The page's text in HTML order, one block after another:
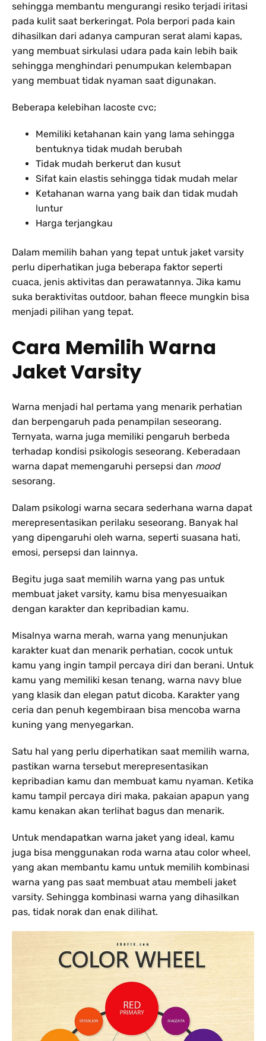
sehingga membantu mengurangi resiko terjadi iritasi
pada kulit saat berkeringat. Pola berpori pada kain
dihasilkan dari adanya campuran serat alami kapas,
yang membuat sirkulasi udara pada kain lebih baik
sehingga menghindari penumpukan kelembapan
yang membuat tidak nyaman saat digunakan.
Beberapa kelebihan lacoste cvc;
Memiliki ketahanan kain yang lama sehingga
bentuknya tidak mudah berubah
Tidak mudah berkerut dan kusut
Sifat kain elastis sehingga tidak mudah melar
Ketahanan warna yang baik dan tidak mudah
luntur
Harga terjangkau
Dalam memilih bahan yang tepat untuk jaket varsity
perlu diperhatikan juga beberapa faktor seperti
cuaca, jenis aktivitas dan perawatannya. Jika kamu
suka beraktivitas outdoor, bahan fleece mungkin bisa
menjadi pilihan yang tepat.
Cara Memilih Warna
Jaket Varsity
Warna menjadi hal pertama yang menarik perhatian
dan berpengaruh pada penampilan seseorang.
Ternyata, warna juga memiliki pengaruh berbeda
terhadap kondisi psikologis seseorang. Keberadaan
warna dapat memengaruhi persepsi dan mood
sesorang.
Dalam psikologi warna secara sederhana warna dapat
merepresentasikan perilaku seseorang. Banyak hal
yang dipengaruhi oleh warna, seperti suasana hati,
emosi, persepsi dan lainnya.
Begitu juga saat memilih warna yang pas untuk
membuat jaket varsity, kamu bisa menyesuaikan
dengan karakter dan kepribadian kamu.
Misalnya warna merah, warna yang menunjukan
karakter kuat dan menarik perhatian, cocok untuk
kamu yang ingin tampil percaya diri dan berani. Untuk
kamu yang memiliki kesan tenang, warna navy blue
yang klasik dan elegan patut dicoba. Karakter yang
ceria dan penuh kegembiraan bisa mencoba warna
kuning yang menyegarkan.
Satu hal yang perlu diperhatikan saat memilih warna,
pastikan warna tersebut merepresentasikan
kepribadian kamu dan membuat kamu nyaman. Ketika
kamu tampil percaya diri maka, pakaian apapun yang
kamu kenakan akan terlihat bagus dan menarik.
Untuk mendapatkan warna jaket yang ideal, kamu
juga bisa menggunakan roda warna atau color wheel,
yang akan membantu kamu untuk memilih kombinasi
warna yang pas saat membuat atau membeli jaket
varsity. Sehingga kombinasi warna yang dihasilkan
pas, tidak norak dan enak dilihat.